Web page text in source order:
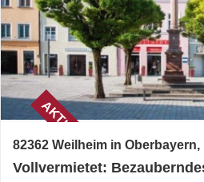
AKTUELL
Vollvermietet:
82362 Weilheim in